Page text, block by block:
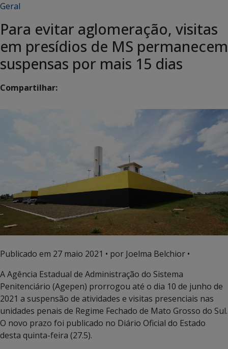
Geral
Para evitar aglomeração, visitas
em presídios de MS permanecem
suspensas por mais 15 dias
Compartilhar:
Publicado em 27 maio 2021 • por Joelma Belchior •
A Agência Estadual de Administração do Sistema
Penitenciário (Agepen) prorrogou até o dia 10 de junho de
2021 a suspensão de atividades e visitas presenciais nas
unidades penais de Regime Fechado de Mato Grosso do Sul.
O novo prazo foi publicado no Diário Oficial do Estado
desta quinta-feira (27.5).